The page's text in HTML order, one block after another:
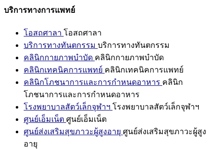
บริการทางการแพทย์
โอสถศาลา โอสถศาลา
บริการทางทันตกรรม บริการทางทันตกรรม
คลินิกกายภาพบำบัด คลินิกกายภาพบำบัด
คลินิกเทคนิคการแพทย์ คลินิกเทคนิคการแพทย์
คลินิกโภชนาการและการกำหนดอาหาร คลินิก
โภชนาการและการกำหนดอาหาร
โรงพยาบาลสัตว์เล็กจุฬาฯ โรงพยาบาลสัตว์เล็กจุฬาฯ
ศูนย์เอ็มเน็ต ศูนย์เอ็มเน็ต
ศูนย์ส่งเสริมสุขภาวะผู้สูงอายุ ศูนย์ส่งเสริมสุขภาวะผู้สูง
อายุ